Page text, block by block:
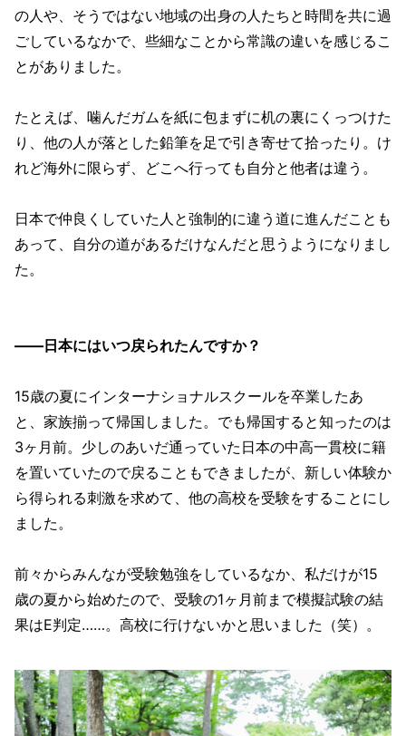
の人や、そうではない地域の出身の人たちと時間を共に過
ごしているなかで、些細なことから常識の違いを感じるこ
とがありました。
たとえば、噛んだガムを紙に包まずに机の裏にくっつけた
り、他の人が落とした鉛筆を足で引き寄せて拾ったり。け
れど海外に限らず、どこへ行っても自分と他者は違う。
日本で仲良くしていた人と強制的に違う道に進んだことも
あって、自分の道があるだけなんだと思うようになりまし
た。
——日本にはいつ戻られたんですか？
15歳の夏にインターナショナルスクールを卒業したあ
と、家族揃って帰国しました。でも帰国すると知ったのは
3ヶ月前。少しのあいだ通っていた日本の中高一貫校に籍
を置いていたので戻ることもできましたが、新しい体験か
ら得られる刺激を求めて、他の高校を受験をすることにし
ました。
前々からみんなが受験勉強をしているなか、私だけが15
歳の夏から始めたので、受験の1ヶ月前まで模擬試験の結
果はE判定……。高校に行けないかと思いました（笑）。